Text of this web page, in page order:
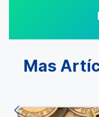
Mas